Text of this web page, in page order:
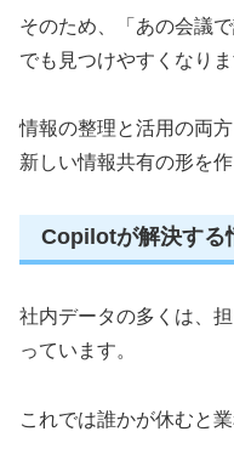
そのため、「あの会議
でも見つけやすくなりま
情報の整理と活用の両
新しい情報共有の形を
Copilotが解決する
社内データの多くは、
っています。
これでは誰かが休むと